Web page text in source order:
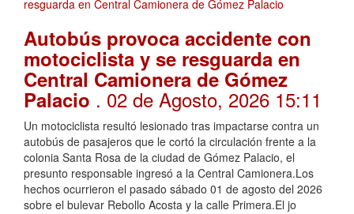
Autobús provoca accidente con
motociclista y se resguarda en
Central Camionera de Gómez
Palacio . 02 de Agosto, 2026 15:11
Un motociclista resultó lesionado tras impactarse contra un
autobús de pasajeros que le cortó la circulación frente a la
colonia Santa Rosa de la ciudad de Gómez Palacio, el
presunto responsable ingresó a la Central Camionera.Los
hechos ocurrieron el pasado sábado 01 de agosto del 2026
sobre el bulevar Rebollo Acosta y la calle Primera.El jo